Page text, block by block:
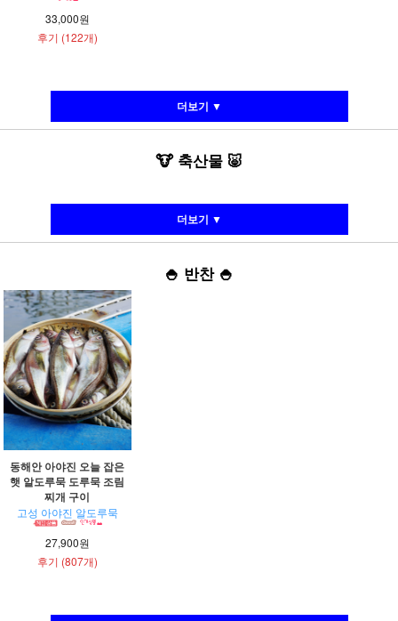
33,000원
후기 (122개)
더보기 ▼
🐮축산물 🐷
더보기 ▼
🍚 반찬 🍚
동해안 아야진 오늘 잡은
햇 알도루묵 도루묵 조림
찌개 구이
고성 아야진 알도루묵
27,900원
후기 (807개)